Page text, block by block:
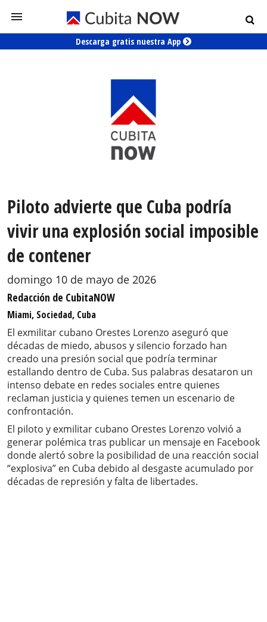
Descarga gratis nuestra App
Piloto advierte que Cuba podría
vivir una explosión social imposible
de contener
domingo 10 de mayo de 2026
Redacción de CubitaNOW
Miami, Sociedad, Cuba
El exmilitar cubano Orestes Lorenzo aseguró que
décadas de miedo, abusos y silencio forzado han
creado una presión social que podría terminar
estallando dentro de Cuba. Sus palabras desataron un
intenso debate en redes sociales entre quienes
reclaman justicia y quienes temen un escenario de
confrontación.
El piloto y exmilitar cubano Orestes Lorenzo volvió a
generar polémica tras publicar un mensaje en Facebook
donde alertó sobre la posibilidad de una reacción social
“explosiva” en Cuba debido al desgaste acumulado por
décadas de represión y falta de libertades.